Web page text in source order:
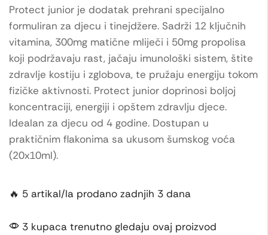
Protect junior je dodatak prehrani specijalno
formuliran za djecu i tinejdžere. Sadrži 12 ključnih
vitamina, 300mg matične mliječi i 50mg propolisa
koji podržavaju rast, jačaju imunološki sistem, štite
zdravlje kostiju i zglobova, te pružaju energiju tokom
fizičke aktivnosti. Protect junior doprinosi boljoj
koncentraciji, energiji i opštem zdravlju djece.
Idealan za djecu od 4 godine. Dostupan u
praktičnim flakonima sa ukusom šumskog voća
(20x10ml).
🔥 5 artikal/la prodano zadnjih 3 dana
3 kupaca trenutno gledaju ovaj proizvod